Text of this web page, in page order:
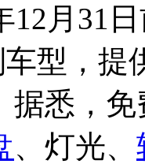
12月31
型，提
据悉，
、灯光、